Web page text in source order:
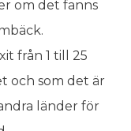
om det fanns
från 1 till 25
och som det är
länder för